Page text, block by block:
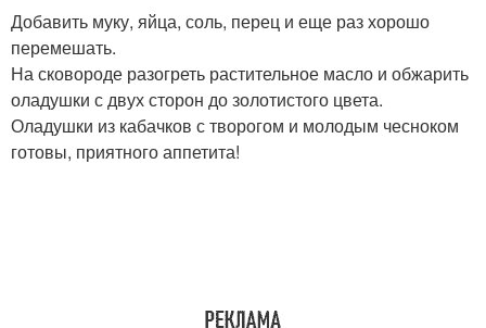
Добавить муку, яйца, соль, перец и еще раз хорошо
перемешать.
На сковороде разогреть растительное масло и обжарить
оладушки с двух сторон до золотистого цвета.
Оладушки из кабачков с творогом и молодым чесноком
готовы, приятного аппетита!